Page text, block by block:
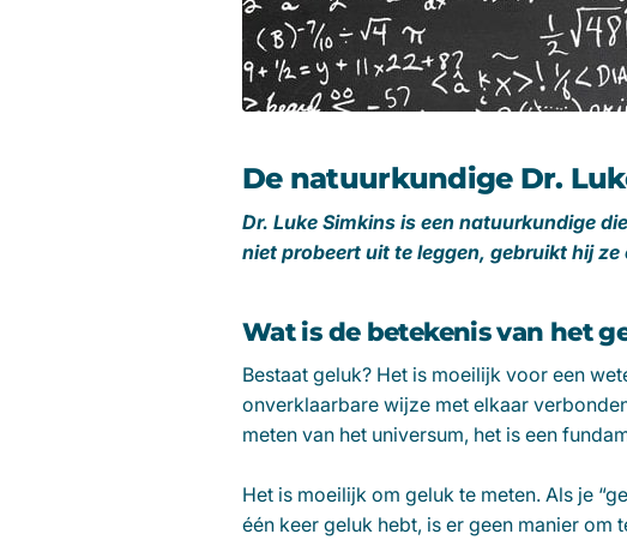
De natuurkundige Dr.
Dr. Luke Simkins is een natuurkundige
niet probeert uit te leggen, gebruikt hij
Wat is de betekenis van het
Bestaat geluk? Het is moeilijk voor een
onverklaarbare wijze met elkaar
meten van het universum, het is een
Het is moeilijk om geluk te meten. Als je
één keer geluk hebt, is er geen manier